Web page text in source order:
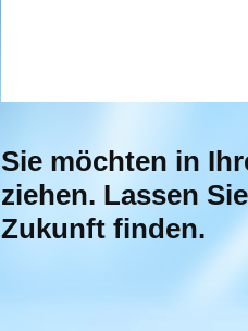
Sie möchten in
ziehen. Lassen
Zukunft finden.